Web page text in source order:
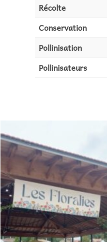
Récolte
Conservation
Pollinisation
Pollinisateurs